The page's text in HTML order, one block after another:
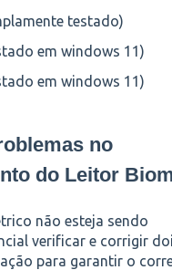
testado)
em windows 11)
em windows 11)
no
do Leitor
não esteja sendo
verificar e corrigir
para garantir o